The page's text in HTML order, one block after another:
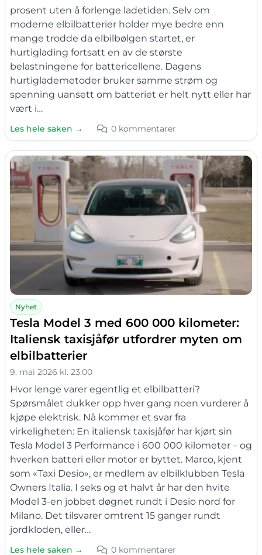
prosent uten å forlenge ladetiden. Selv om
moderne elbilbatterier holder mye bedre enn
mange trodde da elbilbølgen startet, er
hurtiglading fortsatt en av de største
belastningene for battericellene. Dagens
hurtiglademetoder bruker samme strøm og
spenning uansett om batteriet er helt nytt eller har
vært i…
Les hele saken → 0 kommentarer
Nyhet
Tesla Model 3 med 600 000 kilometer:
Italiensk taxisjåfør utfordrer myten om
elbilbatterier
9. mai 2026 kl. 23:00
Hvor lenge varer egentlig et elbilbatteri?
Spørsmålet dukker opp hver gang noen vurderer å
kjøpe elektrisk. Nå kommer et svar fra
virkeligheten: En italiensk taxisjåfør har kjørt sin
Tesla Model 3 Performance i 600 000 kilometer – og
hverken batteri eller motor er byttet. Marco, kjent
som «Taxi Desio», er medlem av elbilklubben Tesla
Owners Italia. I seks og et halvt år har den hvite
Model 3-en jobbet døgnet rundt i Desio nord for
Milano. Det tilsvarer omtrent 15 ganger rundt
jordkloden, eller…
Les hele saken → 0 kommentarer